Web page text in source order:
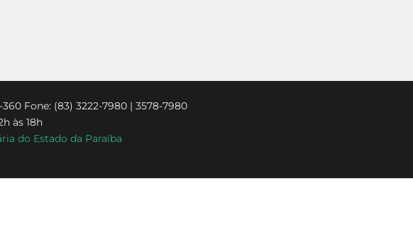
Fone: (83) 3222-7980 | 3578-7980
às 18h
do Estado da Paraíba